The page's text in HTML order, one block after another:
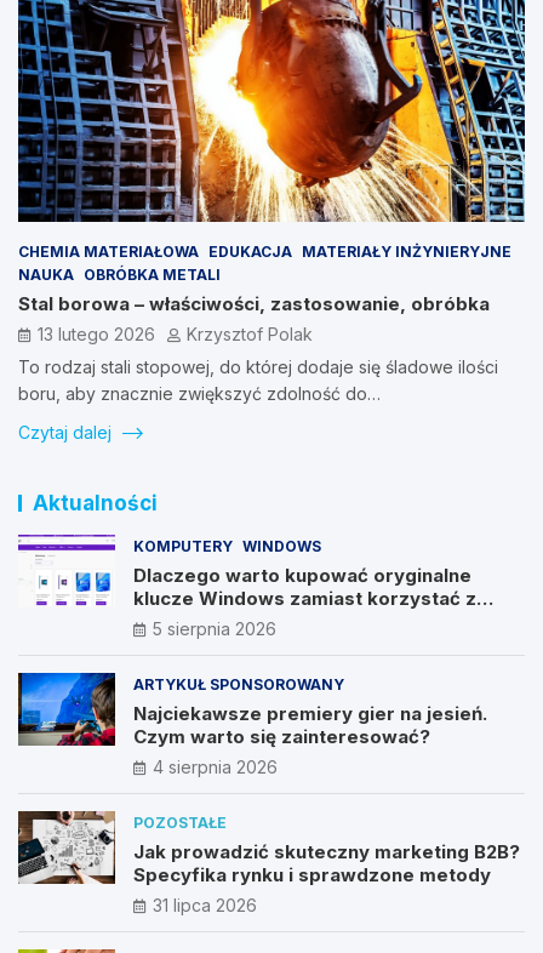
CHEMIA MATERIAŁOWA EDUKACJA MATERIAŁY INŻYNIERYJNE
NAUKA OBRÓBKA METALI
Stal borowa – właściwości, zastosowanie, obróbka
13 lutego 2026
Krzysztof Polak
To rodzaj stali stopowej, do której dodaje się śladowe ilości
boru, aby znacznie zwiększyć zdolność do…
Czytaj dalej
Aktualności
KOMPUTERY WINDOWS
Dlaczego warto kupować oryginalne
klucze Windows zamiast korzystać z
nieautoryzowanych źródeł?
5 sierpnia 2026
ARTYKUŁ SPONSOROWANY
Najciekawsze premiery gier na jesień.
Czym warto się zainteresować?
4 sierpnia 2026
POZOSTAŁE
Jak prowadzić skuteczny marketing B2B?
Specyfika rynku i sprawdzone metody
31 lipca 2026